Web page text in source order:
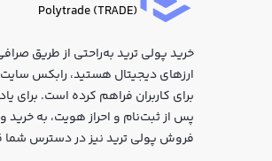
Polytrade (TRADE)
خرید پولی ترید به‌راحتی از طریق
برای کاربران فراهم کرده است. برای
فروش پولی ترید نیز در دسترس شما